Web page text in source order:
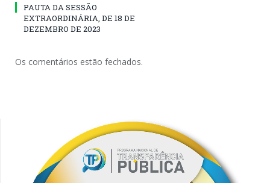
PAUTA DA SESSÃO
EXTRAORDINÁRIA, DE 18 DE
DEZEMBRO DE 2023
Os comentários estão fechados.